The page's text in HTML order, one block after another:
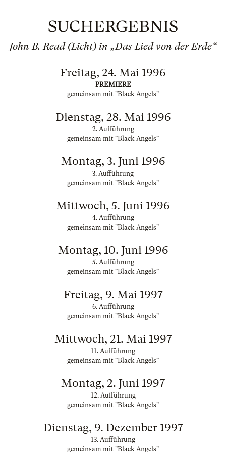
SUCHERGEBNIS
John B. Read (Licht) in „Das Lied von der Erde“
Freitag, 24. Mai 1996
PREMIERE
gemeinsam mit "Black Angels"
Dienstag, 28. Mai 1996
2. Aufführung
gemeinsam mit "Black Angels"
Montag, 3. Juni 1996
3. Aufführung
gemeinsam mit "Black Angels"
Mittwoch, 5. Juni 1996
4. Aufführung
gemeinsam mit "Black Angels"
Montag, 10. Juni 1996
5. Aufführung
gemeinsam mit "Black Angels"
Freitag, 9. Mai 1997
6. Aufführung
gemeinsam mit "Black Angels"
Mittwoch, 21. Mai 1997
11. Aufführung
gemeinsam mit "Black Angels"
Montag, 2. Juni 1997
12. Aufführung
gemeinsam mit "Black Angels"
Dienstag, 9. Dezember 1997
13. Aufführung
gemeinsam mit "Black Angels"